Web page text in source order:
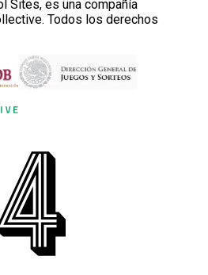
Sites, es una compañía
Todos los derechos